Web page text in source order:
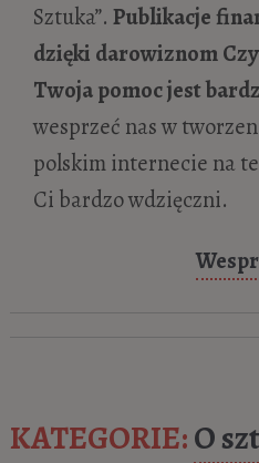
Sztuka”.Publikacje
dzięki darowiznom
Twoja pomoc jest
wesprzeć nas w
polskim internecie na
Ci bardzo wdzięczni.
KATEGORIE:O